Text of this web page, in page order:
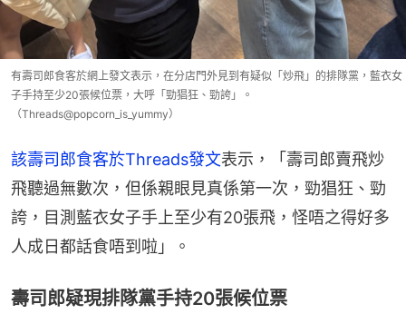
有壽司郎食客於網上發文表示，在分店門外見到有疑似「炒飛」的排隊黨，藍衣女
子手持至少20張候位票，大呼「勁猖狂、勁誇」。
（Threads@popcorn_is_yummy）
該壽司郎食客於Threads發文表示，「壽司郎賣飛炒
飛聽過無數次，但係親眼見真係第一次，勁猖狂、勁
誇，目測藍衣女子手上至少有20張飛，怪唔之得好多
人成日都話食唔到啦」。
壽司郎疑現排隊黨手持20張候位票